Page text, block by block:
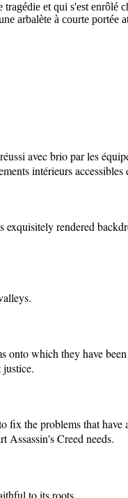
et qui s'est enrôlé
à courte portée
avec brio par les
intérieurs
rendered
which they have
the problems that have
Assassin's Creed needs.
to its roots.